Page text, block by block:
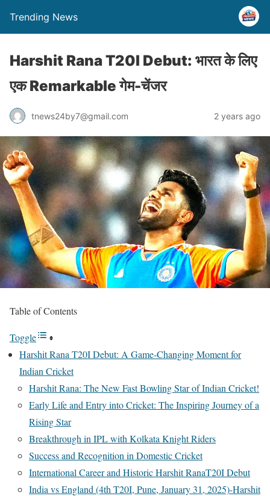
Trending News
Harshit Rana T20I Debut: भारत के लिए
एक Remarkable गेम-चेंजर
tnews24by7@gmail.com 2 years ago
Table of Contents
Toggle
Harshit Rana T20I Debut: A Game-Changing Moment for
Indian Cricket
Harshit Rana: The New Fast Bowling Star of Indian Cricket!
Early Life and Entry into Cricket: The Inspiring Journey of a
Rising Star
Breakthrough in IPL with Kolkata Knight Riders
Success and Recognition in Domestic Cricket
International Career and Historic Harshit RanaT20I Debut
India vs England (4th T20I, Pune, January 31, 2025)-Harshit